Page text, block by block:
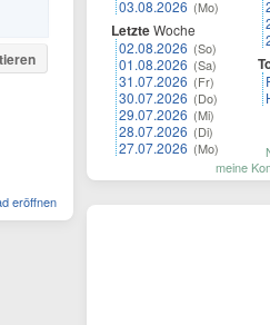
eröffnen
03.08.2026 (Mo)
LetzteWoche
02.08.2026 (So)
01.08.2026 (Sa)
31.07.2026 (Fr)
30.07.2026 (Do)
29.07.2026 (Mi)
28.07.2026 (Di)
27.07.2026 (Mo)
meine